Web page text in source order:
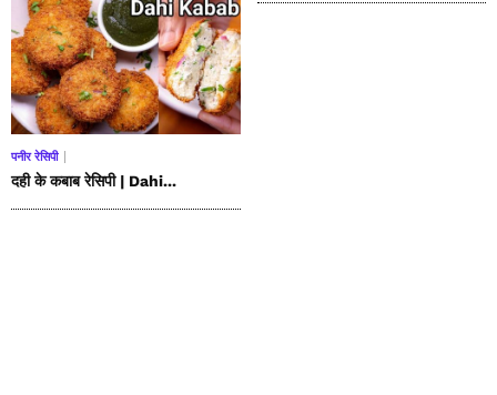
पनीर रेसिपी
दही के कबाब रेसिपी | Dahi...